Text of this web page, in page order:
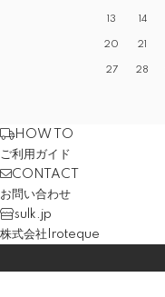
13 14
20 21
27 28
HOW TO
ご利用ガイド
CONTACT
お問い合わせ
sulk.jp
株式会社Iroteque